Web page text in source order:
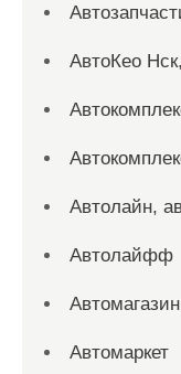
АвтоКео
Автолайн,
Автолайфф
Автомагазин
Автомаркет